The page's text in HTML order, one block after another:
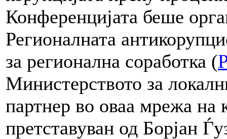
Конференцијата беше
Регионалната
за регионална соработка (
Министерството за
партнер во оваа мрежа на
претставуван од Борјан